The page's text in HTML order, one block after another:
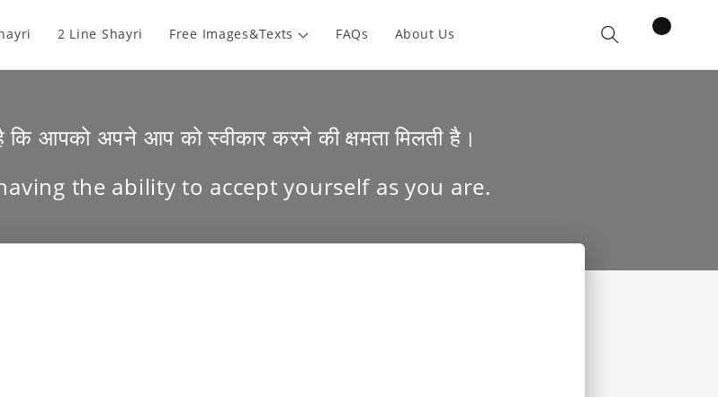
2 Line Shayri Free Images&Texts FAQs About Us Cart
items
आपको अपने आप को स्वीकार करने की क्षमता मिलती है।
the ability to accept yourself as you are.